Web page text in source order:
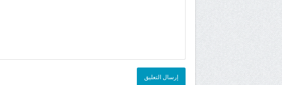
إرسال التعليق